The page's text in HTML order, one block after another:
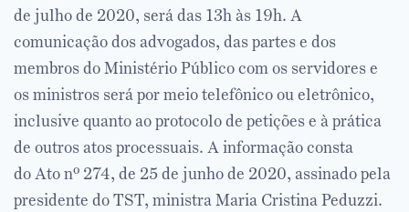
de julho de 2020, será das 13h às 19h. A
comunicação dos advogados, das partes e dos
membros do Ministério Público com os servidores e
os ministros será por meio telefônico ou eletrônico,
inclusive quanto ao protocolo de petições e à prática
de outros atos processuais. A informação consta
do Ato nº 274, de 25 de junho de 2020, assinado pela
presidente do TST, ministra Maria Cristina Peduzzi.